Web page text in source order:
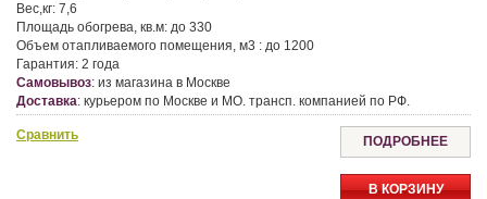
Вес,кг: 7,6
Площадь обогрева, кв.м: до 330
Объем отапливаемого помещения, м3 : до 1200
Гарантия: 2 года
Самовывоз: из магазина в Москве
Доставка: курьером по Москве и МО. трансп. компанией по РФ.
Сравнить ПОДРОБНЕЕ
В КОРЗИНУ